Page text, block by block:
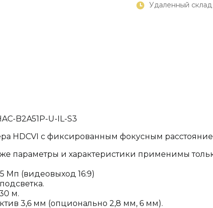
Удаленный
B2A51P-U-IL-S3
HDCVI с фиксированным фокусным
параметры и характеристики применимы
Мп (видеовыход 16:9)
м.
3,6 мм (опционально 2,8 мм, 6 мм).